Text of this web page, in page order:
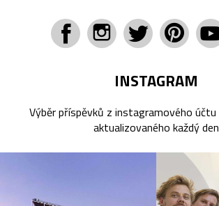
INSTAGRAM
Výběr příspěvků z instagramového účtu
aktualizovaného každý den